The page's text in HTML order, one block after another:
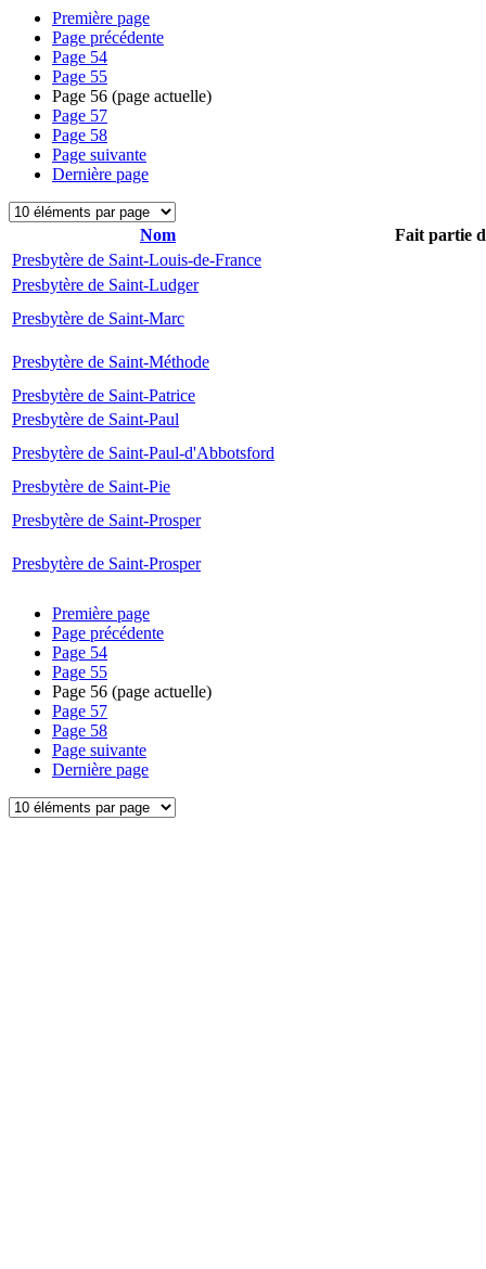
Première page
Page précédente
Page 54
Page 55
Page 56 (page actuelle)
Page 57
Page 58
Page suivante
Dernière page
Nom
Fait partie
Presbytère de Saint-Louis-de-France
Presbytère de Saint-Ludger
Presbytère de Saint-Marc
Presbytère de Saint-Méthode
Presbytère de Saint-Patrice
Presbytère de Saint-Paul
Presbytère de Saint-Paul-d'Abbotsford
Presbytère de Saint-Pie
Presbytère de Saint-Prosper
Presbytère de Saint-Prosper
Première page
Page précédente
Page 54
Page 55
Page 56 (page actuelle)
Page 57
Page 58
Page suivante
Dernière page